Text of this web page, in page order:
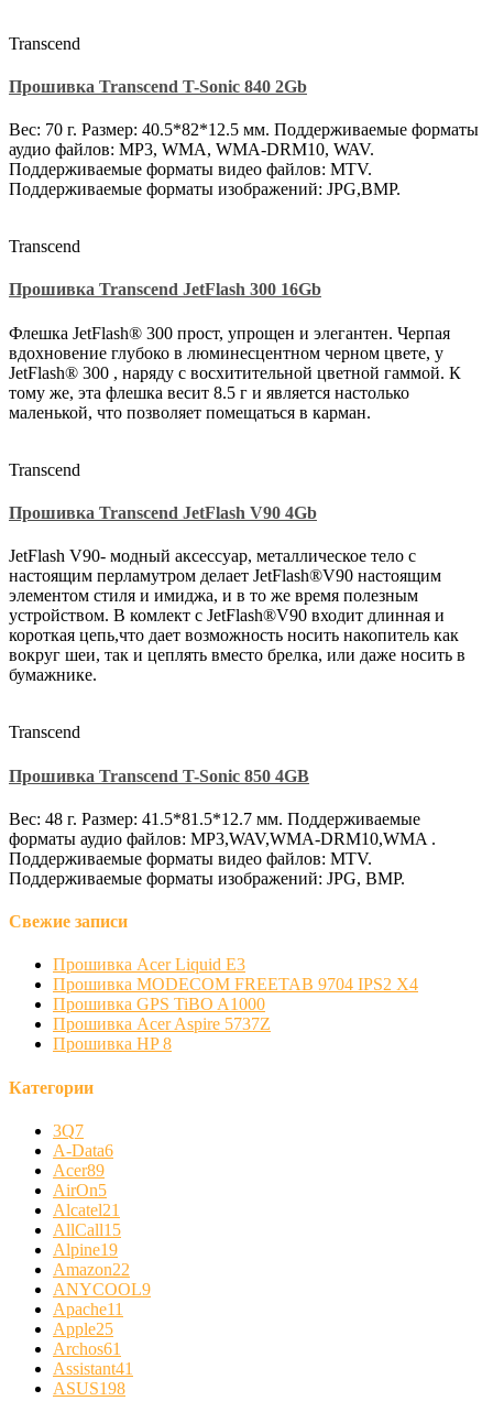
Transcend
Прошивка Transcend T-Sonic 840 2Gb
Вес: 70 г. Размер: 40.5*82*12.5 мм. Поддерживаемые форматы
аудио файлов: MP3, WMA, WMA-DRM10, WAV.
Поддерживаемые форматы видео файлов: MTV.
Поддерживаемые форматы изображений: JPG,BMP.
Transcend
Прошивка Transcend JetFlash 300 16Gb
Флешка JetFlash® 300 прост, упрощен и элегантен. Черпая
вдохновение глубоко в люминесцентном черном цвете, у
JetFlash® 300 , наряду с восхитительной цветной гаммой. К
тому же, эта флешка весит 8.5 г и является настолько
маленькой, что позволяет помещаться в карман.
Transcend
Прошивка Transcend JetFlash V90 4Gb
JetFlash V90- модный аксессуар, металлическое тело с
настоящим перламутром делает JetFlash®V90 настоящим
элементом стиля и имиджа, и в то же время полезным
устройством. В комлект с JetFlash®V90 входит длинная и
короткая цепь,что дает возможность носить накопитель как
вокруг шеи, так и цеплять вместо брелка, или даже носить в
бумажнике.
Transcend
Прошивка Transcend T-Sonic 850 4GB
Вес: 48 г. Размер: 41.5*81.5*12.7 мм. Поддерживаемые
форматы аудио файлов: MP3,WAV,WMA-DRM10,WMA .
Поддерживаемые форматы видео файлов: MTV.
Поддерживаемые форматы изображений: JPG, BMP.
Свежие записи
Прошивка Acer Liquid E3
Прошивка MODECOM FREETAB 9704 IPS2 X4
Прошивка GPS TiBO A1000
Прошивка Acer Aspire 5737Z
Прошивка HP 8
Категории
3Q7
A-Data6
Acer89
AirOn5
Alcatel21
AllCall15
Alpine19
Amazon22
ANYCOOL9
Apache11
Apple25
Archos61
Assistant41
ASUS198